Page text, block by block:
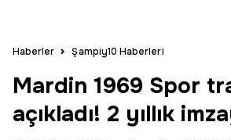
Haberler Şampiy10 Haberleri
Mardin 1969 Spor
açıkladı! 2 yıllık